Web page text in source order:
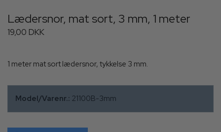
Lædersnor, mat sort, 3 mm, 1 meter
19,00 DKK
1 meter mat sort lædersnor, tykkelse 3 mm.
Model/Varenr.: 21100B-3mm